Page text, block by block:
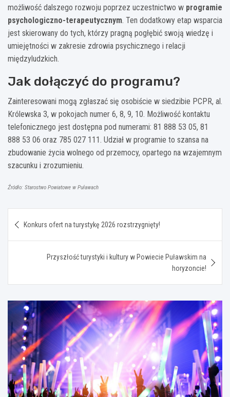
możliwość dalszego rozwoju poprzez uczestnictwo w programie
psychologiczno-terapeutycznym. Ten dodatkowy etap wsparcia
jest skierowany do tych, którzy pragną pogłębić swoją wiedzę i
umiejętności w zakresie zdrowia psychicznego i relacji
międzyludzkich.
Jak dołączyć do programu?
Zainteresowani mogą zgłaszać się osobiście w siedzibie PCPR, al.
Królewska 3, w pokojach numer 6, 8, 9, 10. Możliwość kontaktu
telefonicznego jest dostępna pod numerami: 81 888 53 05, 81
888 53 06 oraz 785 027 111. Udział w programie to szansa na
zbudowanie życia wolnego od przemocy, opartego na wzajemnym
szacunku i zrozumieniu.
Źródło: Starostwo Powiatowe w Puławach
wpisu
Konkurs ofert na turystykę 2026 rozstrzygnięty!
Przyszłość turystyki i kultury w Powiecie Puławskim na
horyzoncie!